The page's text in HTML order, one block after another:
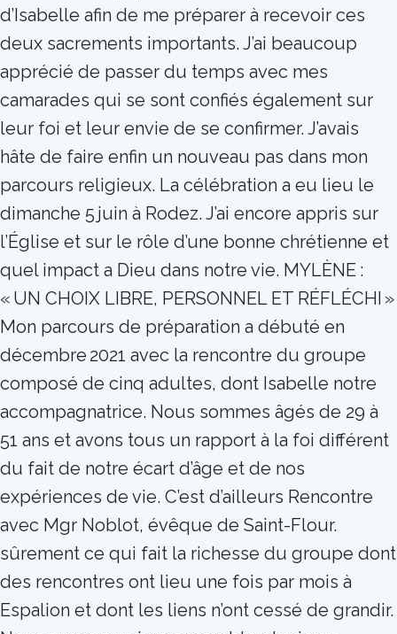
d’Isabelle afin de me préparer à recevoir ces
deux sacrements importants. J’ai beaucoup
apprécié de passer du temps avec mes
camarades qui se sont confiés également sur
leur foi et leur envie de se confirmer. J’avais
hâte de faire enfin un nouveau pas dans mon
parcours religieux. La célébration a eu lieu le
dimanche 5 juin à Rodez. J’ai encore appris sur
l’Église et sur le rôle d’une bonne chrétienne et
quel impact a Dieu dans notre vie. MYLÈNE :
« UN CHOIX LIBRE, PERSONNEL ET RÉFLÉCHI »
Mon parcours de préparation a débuté en
décembre 2021 avec la rencontre du groupe
composé de cinq adultes, dont Isabelle notre
accompagnatrice. Nous sommes âgés de 29 à
51 ans et avons tous un rapport à la foi différent
du fait de notre écart d’âge et de nos
expériences de vie. C’est d’ailleurs Rencontre
avec Mgr Noblot, évêque de Saint-Flour.
sûrement ce qui fait la richesse du groupe dont
des rencontres ont lieu une fois par mois à
Espalion et dont les liens n’ont cessé de grandir.